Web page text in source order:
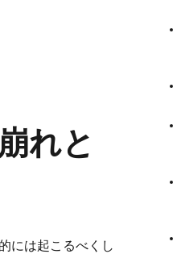
れと
には起こるべくし